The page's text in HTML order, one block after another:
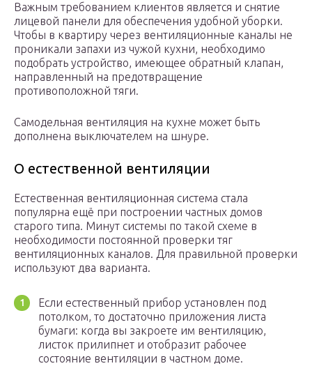
Важным требованием клиентов является и снятие
лицевой панели для обеспечения удобной уборки.
Чтобы в квартиру через вентиляционные каналы не
проникали запахи из чужой кухни, необходимо
подобрать устройство, имеющее обратный клапан,
направленный на предотвращение
противоположной тяги.
Самодельная вентиляция на кухне может быть
дополнена выключателем на шнуре.
О естественной вентиляции
Естественная вентиляционная система стала
популярна ещё при построении частных домов
старого типа. Минут системы по такой схеме в
необходимости постоянной проверки тяг
вентиляционных каналов. Для правильной проверки
используют два варианта.
Если естественный прибор установлен под
потолком, то достаточно приложения листа
бумаги: когда вы закроете им вентиляцию,
листок прилипнет и отобразит рабочее
состояние вентиляции в частном доме.